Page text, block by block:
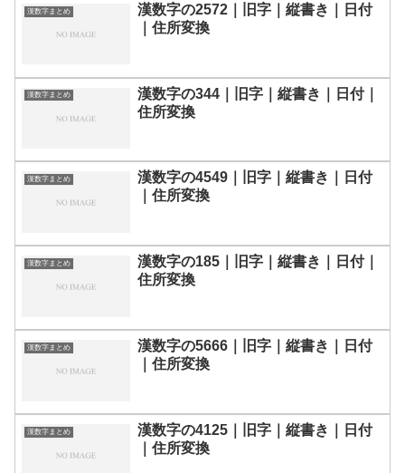
漢数字まとめ
漢数字の2572｜旧字｜縦書き｜日付
｜住所変換
漢数字まとめ
漢数字の344｜旧字｜縦書き｜日付｜
住所変換
漢数字まとめ
漢数字の4549｜旧字｜縦書き｜日付
｜住所変換
漢数字まとめ
漢数字の185｜旧字｜縦書き｜日付｜
住所変換
漢数字まとめ
漢数字の5666｜旧字｜縦書き｜日付
｜住所変換
漢数字まとめ
漢数字の4125｜旧字｜縦書き｜日付
｜住所変換